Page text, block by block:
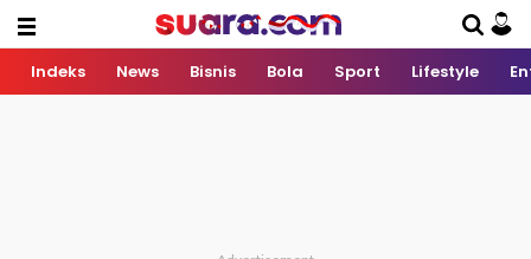
Indeks News Bisnis Bola Sport Lifestyle